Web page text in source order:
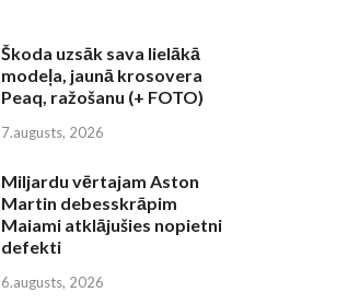
Škoda uzsāk sava lielākā
modeļa, jaunā krosovera
Peaq, ražošanu (+ FOTO)
7.augusts, 2026
Miljardu vērtajam Aston
Martin debesskrāpim
Maiami atklājušies nopietni
defekti
6.augusts, 2026